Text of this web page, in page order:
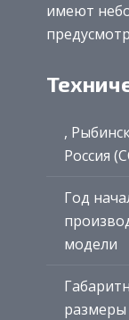
имеют
,
Россия
Год
модели
размеры